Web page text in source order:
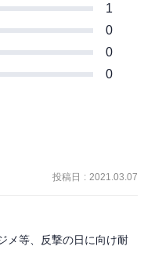
1
0
0
0
を表しているのが秀逸。
組から信頼を勝ち得てま
ル、鉄骨渡りとつなが
のか。前巻まではハン
、カイジの反撃開始。
投稿日 : 2021.03.07
メ等、反撃の日に向け耐